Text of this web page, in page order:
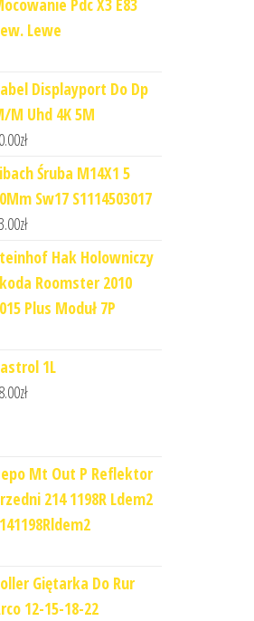
Pdc X3 E83
Lewe
Displayport Do Dp
M Uhd 4K 5M
zł
Śruba M14X1 5
Sw17 S1114503017
zł
Hak Holowniczy
Roomster 2010
Plus Moduł 7P
1L
zł
Mt Out P Reflektor
214 1198R Ldem2
Giętarka Do Rur
12-15-18-22